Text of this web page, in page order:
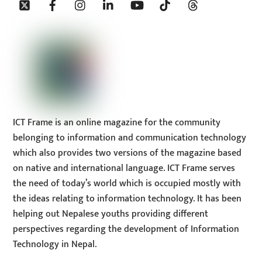
To
ICT Frame is an online magazine for the community
belonging to information and communication technology
which also provides two versions of the magazine based
on native and international language. ICT Frame serves
the need of today’s world which is occupied mostly with
the ideas relating to information technology. It has been
helping out Nepalese youths providing different
perspectives regarding the development of Information
Technology in Nepal.